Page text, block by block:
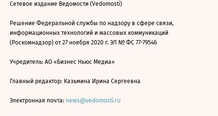
Сетевое издание Ведомости (Vedomosti)
Решение Федеральной службы по надзору в сфере связи,
информационных технологий и массовых коммуникаций
(Роскомнадзор) от 27 ноября 2020 г. ЭЛ № ФС 77-79546
Учредитель: АО «Бизнес Ньюс Медиа»
Главный редактор: Казьмина Ирина Сергеевна
Электронная почта: news@vedomosti.ru